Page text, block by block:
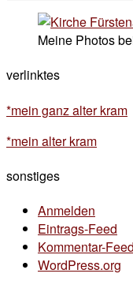
Meine Photos
verlinktes
*mein ganz alter kram
*mein alter kram
sonstiges
Anmelden
Eintrags-Feed
Kommentar-Feed
WordPress.org